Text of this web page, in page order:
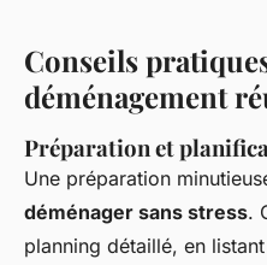
Conseils
déménagement
Préparation et
Une préparation
déménager sans stress.
planning détaillé, en